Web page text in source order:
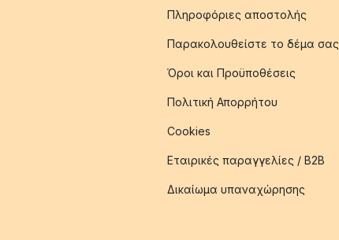
Πληροφόριες αποστολής
Παρακολουθείστε το δέμα σας
Όροι και Προϋποθέσεις
Πολιτική Απορρήτου
Cookies
Εταιρικές παραγγελίες / B2B
Δικαίωμα υπαναχώρησης